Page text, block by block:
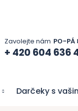
+ 420 604 636
Darčeky s